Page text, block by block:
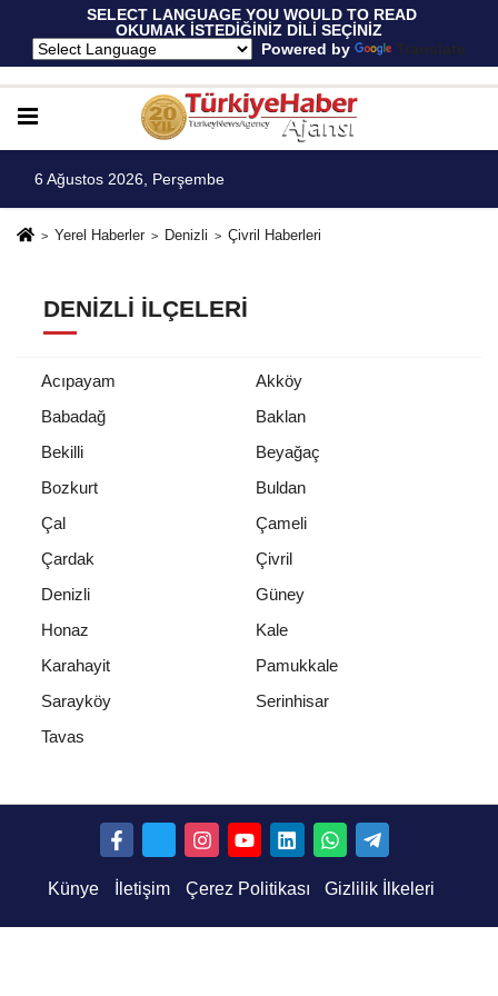
SELECT LANGUAGE YOU WOULD TO READ
OKUMAK İSTEDİĞİNİZ DİLİ SEÇİNİZ
Powered by
Translate
6 Ağustos 2026, Perşembe
Yerel Haberler Denizli Çivril Haberleri
DENIZLI İLÇELERI
Acıpayam
Akköy
Babadağ
Baklan
Bekilli
Beyağaç
Bozkurt
Buldan
Çal
Çameli
Çardak
Çivril
Denizli
Güney
Honaz
Kale
Karahayit
Pamukkale
Sarayköy
Serinhisar
Tavas
Künye İletişim Çerez Politikası Gizlilik İlkeleri